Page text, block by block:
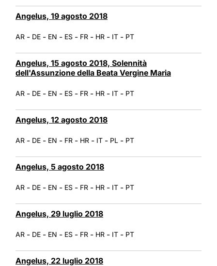
Angelus, 19 agosto 2018
AR - DE - EN - ES - FR - HR - IT - PT
Angelus, 15 agosto 2018, Solennità
dell'Assunzione della Beata Vergine Maria
AR - DE - EN - ES - FR - HR - IT - PT
Angelus, 12 agosto 2018
AR - DE - EN - FR - HR - IT - PL - PT
Angelus, 5 agosto 2018
AR - DE - EN - ES - FR - HR - IT - PT
Angelus, 29 luglio 2018
AR - DE - EN - ES - FR - HR - IT - PT
Angelus, 22 luglio 2018